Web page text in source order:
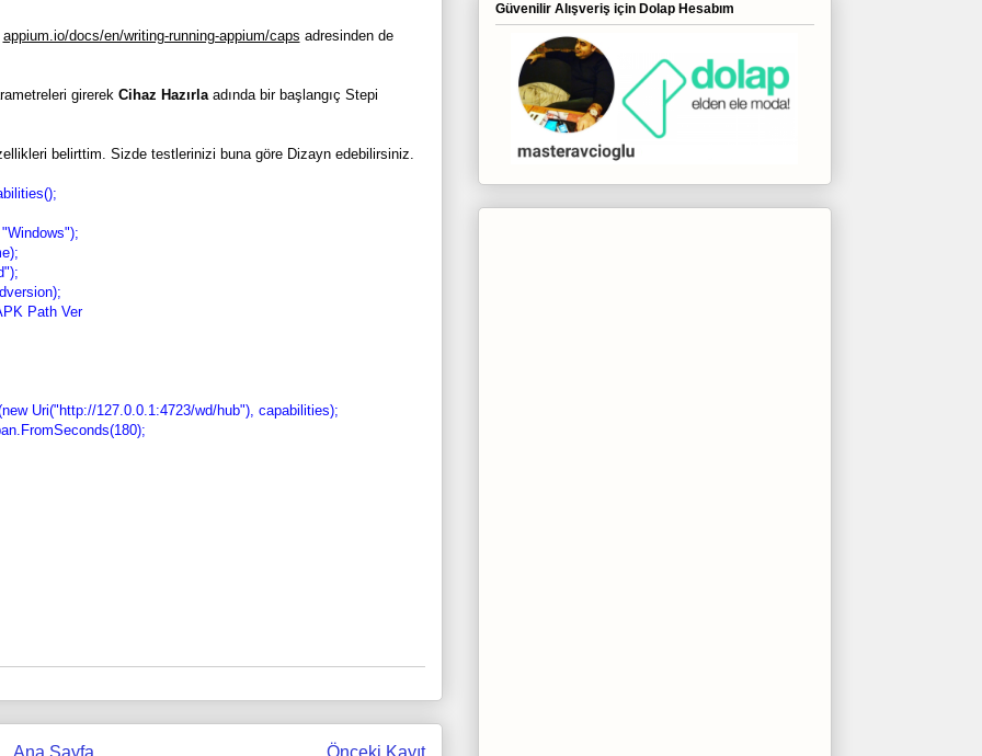
appium.io/docs/en/writing-running-appium/caps adresinden de
girerek Cihaz Hazırlaadında bir başlangıç Stepi
belirttim. Sizde testlerinizi buna göre Dizayn edebilirsiniz.
Path Ver
Uri("http://127.0.0.1:4723/wd/hub"), capabilities);
Önceki Kayıt
Ana Sayfa
Güvenilir Alışveriş için Dolap Hesabım